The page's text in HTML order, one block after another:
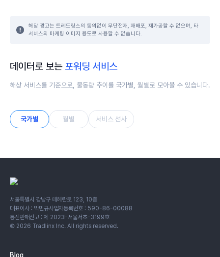
해당 광고는 트레드링스의 동의없이 무단전재, 재배포, 재가공할 수 없으며, 타
서비스의 마케팅 이미지 용도로 사용할 수 없습니다.
데이터로 보는 포워딩 서비스
해상 서비스를 기준으로, 물동량 추이를 국가별, 월별로 모아볼 수 있습니다.
국가별 월별 서비스 선사
서울특별시 강남구 테헤란로 123, 10층
대표이사 : 박민규사업자등록번호 : 590-86-00088
통신판매신고 : 제 2023-서울서초-3199호
© 2026 Tradlinx Inc. All rights reserved.
Blog